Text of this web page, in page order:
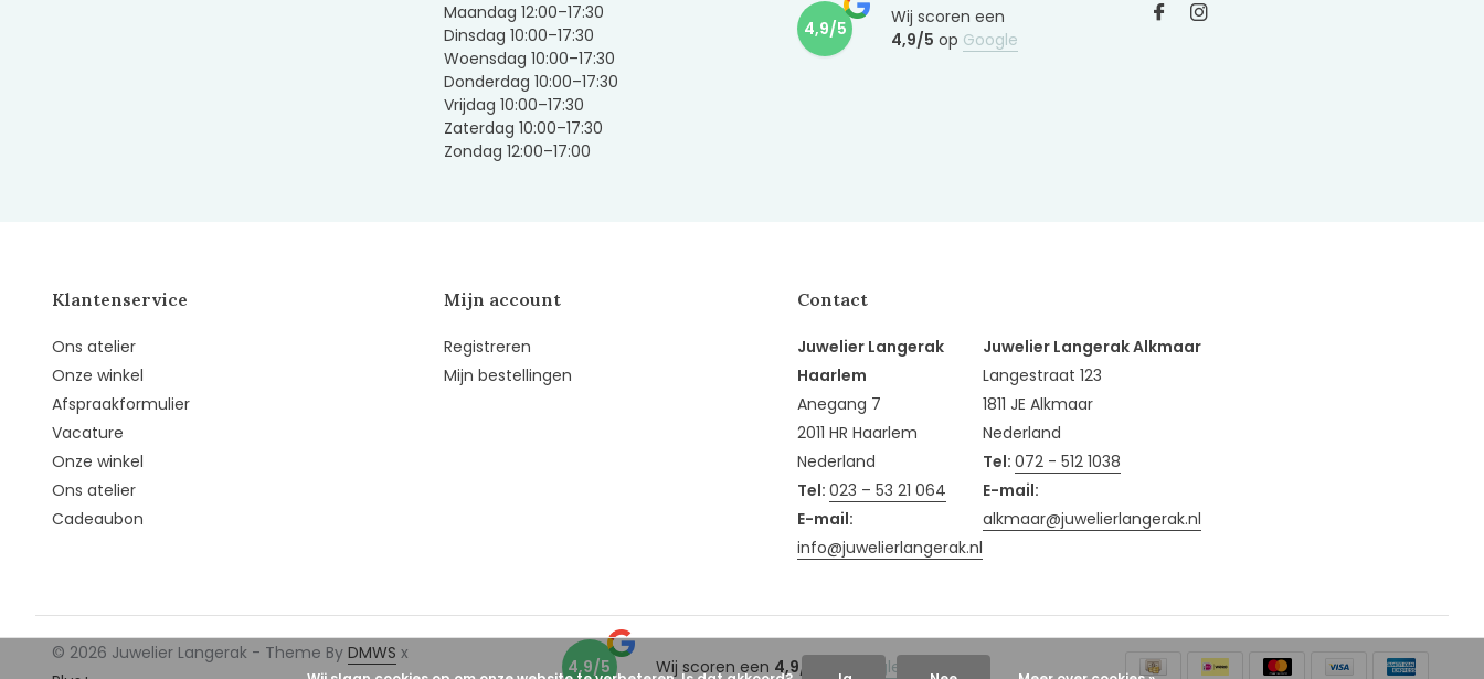
Maandag 12:00–17:30
Dinsdag 10:00–17:30
Woensdag 10:00–17:30
Donderdag 10:00–17:30
Vrijdag 10:00–17:30
Zaterdag 10:00–17:30
Zondag 12:00–17:00
4,9/5
Wij scoren een
4,9/5 op Google
Klantenservice
Ons atelier
Onze winkel
Afspraakformulier
Vacature
Onze winkel
Ons atelier
Cadeaubon
Mijn account
Registreren
Mijn bestellingen
Contact
Juwelier Langerak
Haarlem
Anegang 7
2011 HR Haarlem
Nederland
Tel: 023 – 53 21 064
E-mail:
info@juwelierlangerak.nl
Juwelier Langerak Alkmaar
Langestraat 123
1811 JE Alkmaar
Nederland
Tel: 072 - 512 1038
E-mail:
alkmaar@juwelierlangerak.nl
© 2026 Juwelier Langerak - Theme By DMWS x
4,9/5 Wij scoren een 4,9/5 Google